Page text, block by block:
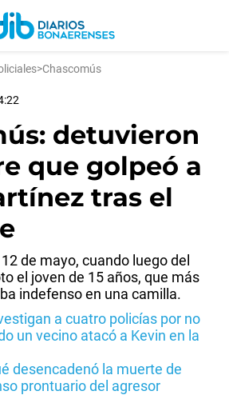
>Chascomús
detuvieron
que golpeó a
tras el
de mayo, cuando luego del
el joven de 15 años, que más
indefenso en una camilla.
a cuatro policías por no
un vecino atacó a Kevin en la
desencadenó la muerte de
prontuario del agresor